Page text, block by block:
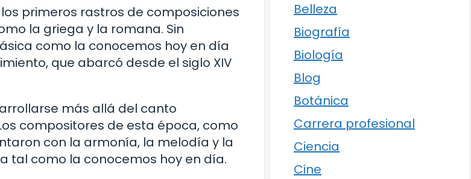
primeros rastros de composiciones
la griega y la romana. Sin
como la conocemos hoy en día
que abarcó desde el siglo XIV
más allá del canto
compositores de esta época, como
con la armonía, la melodía y la
tal como la conocemos hoy en día.
Belleza
Biografía
Biología
Blog
Botánica
Carrera profesional
Ciencia
Cine